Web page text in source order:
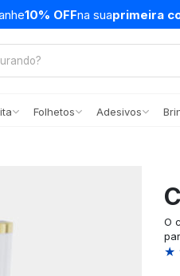
10% OFFna suaprimeira
Folhetos Adesivos
O
★